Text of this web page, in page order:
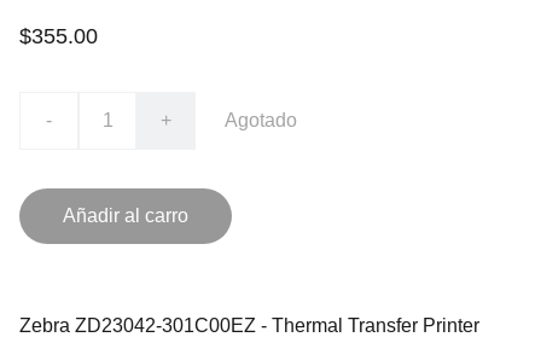
$355.00
- + Agotado
Añadir al carro
Zebra ZD23042-301C00EZ - Thermal Transfer Printer